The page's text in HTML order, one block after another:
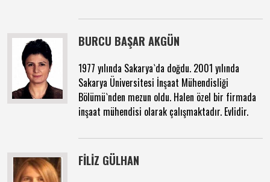
BURCU BAŞAR AKGÜN
1977 yılında Sakarya`da doğdu. 2001 yılında
Sakarya Üniversitesi İnşaat Mühendisliği
Bölümü`nden mezun oldu. Halen özel bir firmada
inşaat mühendisi olarak çalışmaktadır. Evlidir.
FİLİZ GÜLHAN